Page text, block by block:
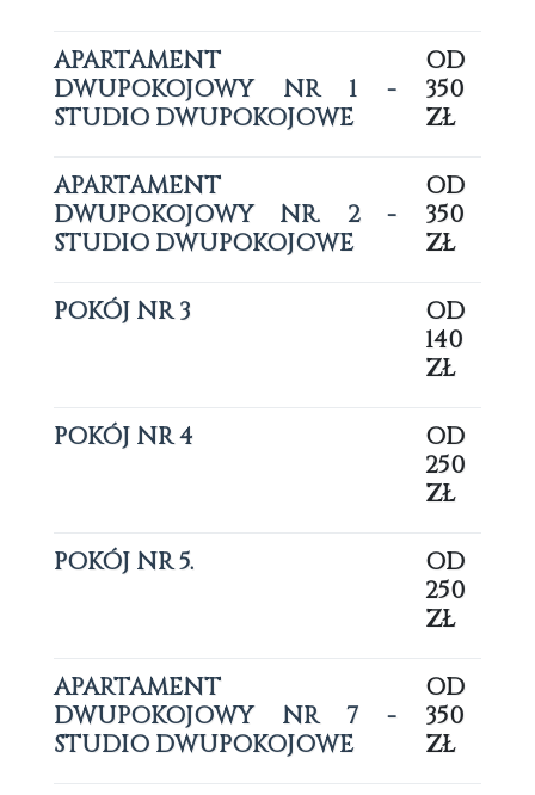
APARTAMENT
DWUPOKOJOWY NR 1 -
STUDIO DWUPOKOJOWE
OD
350
ZŁ
APARTAMENT
DWUPOKOJOWY NR. 2 -
STUDIO DWUPOKOJOWE
OD
350
ZŁ
POKÓJ NR 3
OD
140
ZŁ
POKÓJ NR 4
OD
250
ZŁ
POKÓJ NR 5.
OD
250
ZŁ
APARTAMENT
DWUPOKOJOWY NR 7 -
STUDIO DWUPOKOJOWE
OD
350
ZŁ